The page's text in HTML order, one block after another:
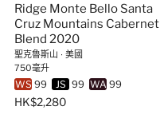
Ridge Monte Bello Santa
Cruz Mountains Cabernet
Blend 2020
聖克魯斯山 ∙ 美國
750毫升
WS 99 JS 99 WA 99
HK$2,280